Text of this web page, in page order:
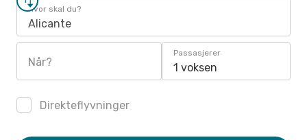
Hvor skal du?
Alicante
Når?
Passasjerer
1 voksen
Direkteflyvninger